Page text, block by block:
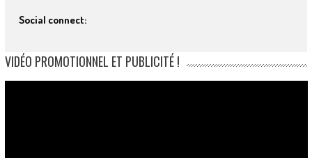
Social connect:
VIDÉO PROMOTIONNEL ET PUBLICITÉ !